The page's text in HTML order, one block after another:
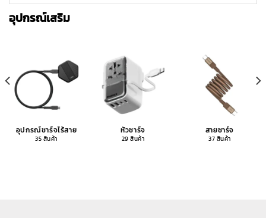
อุปกรณ์เสริม
อุปกรณ์ชาร์จไร้สาย
35 สินค้า
หัวชาร์จ
29 สินค้า
สายชาร์จ
37 สินค้า